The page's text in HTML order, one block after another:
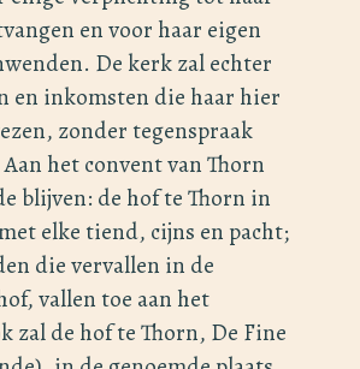
en voor haar eigen
De kerk zal echter
en inkomsten die haar hier
zonder tegenspraak
het convent van Thorn
blijven: de hof te Thorn in
elke tiend, cijns en pacht;
die vervallen in de
vallen toe aan het
zal de hof te Thorn, De Fine